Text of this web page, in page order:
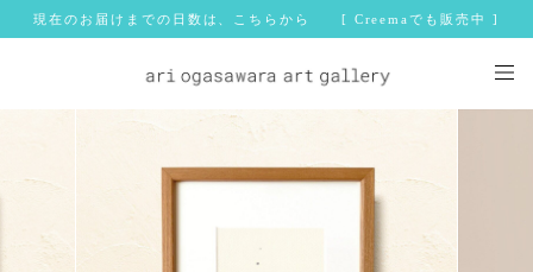
現在のお届けまでの日数は、こちらから [ Creemaでも販売中 ]